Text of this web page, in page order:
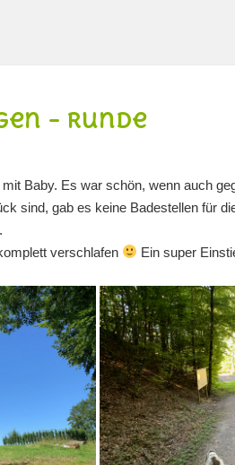
– Runde
Baby. Es war schön, wenn auch
sind, gab es keine Badestellen für
verschlafen
Ein super